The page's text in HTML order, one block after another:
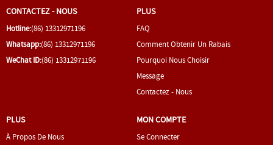
CONTACTEZ - NOUS
Hotline:(86) 13312971196
Whatsapp:(86) 13312971196
WeChat ID:(86) 13312971196
PLUS
FAQ
Comment Obtenir Un Rabais
Pourquoi Nous Choisir
Message
Contactez - Nous
PLUS
À Propos De Nous
MON COMPTE
Se Connecter